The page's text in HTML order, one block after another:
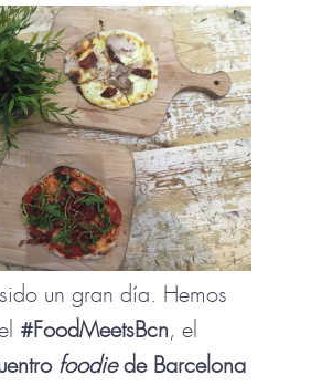
un gran día. Hemos
#FoodMeetsBcn, el
foodiede Barcelona